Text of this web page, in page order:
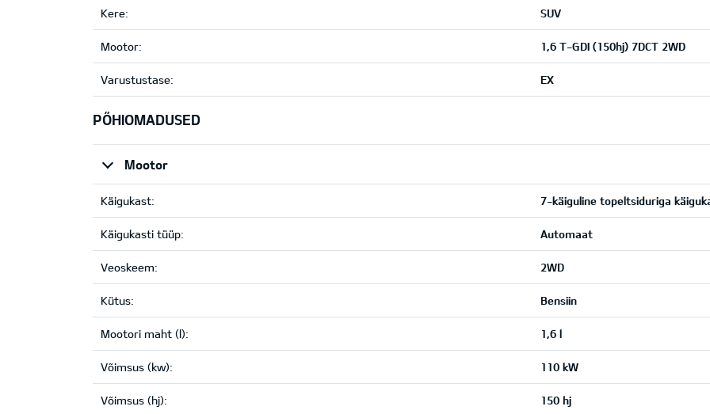
Kere: SUV
Mootor: 1,6 T-GDI (150hj) 7DCT 2WD
Varustustase: EX
PÕHIOMADUSED
Mootor
Käigukast: 7-käiguline topeltsiduriga
Käigukasti tüüp: Automaat
Veoskeem: 2WD
Kütus: Bensiin
Mootori maht (l): 1,6 l
Võimsus (kw): 110 kW
Võimsus (hj): 150 hj